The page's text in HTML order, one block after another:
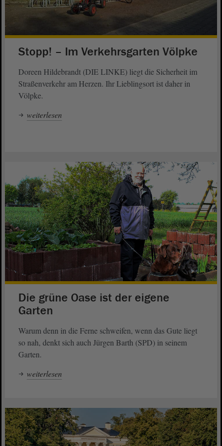
Stopp! – Im Verkehrsgarten Völpke
Doreen Hildebrandt (DIE LINKE) liegt die Sicherheit im
Straßenverkehr am Herzen. Ihr Lieblingsort ist daher in
Völpke.
weiterlesen
Die grüne Oase ist der eigene
Garten
Warum denn in die Ferne schweifen, wenn das Gute liegt
so nah, denkt sich auch Jürgen Barth (SPD) in seinem
Garten.
weiterlesen